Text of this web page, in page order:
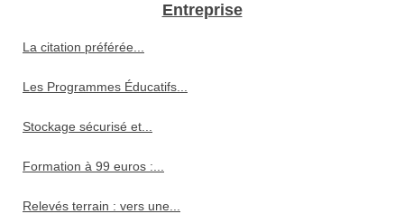
Entreprise
La citation préférée...
Les Programmes Éducatifs...
Stockage sécurisé et...
Formation à 99 euros :...
Relevés terrain : vers une...